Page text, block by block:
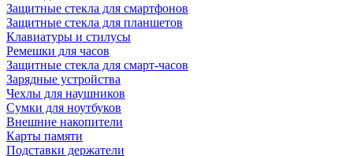
Защитные стекла для смартфонов
Защитные стекла для планшетов
Клавиатуры и стилусы
Ремешки для часов
Защитные стекла для смарт-часов
Зарядные устройства
Чехлы для наушников
Сумки для ноутбуков
Внешние накопители
Карты памяти
Подставки держатели